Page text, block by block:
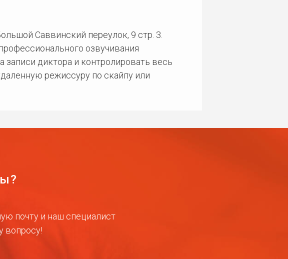
Саввинский переулок, 9 стр. 3.
озвучивания
диктора и контролировать весь
режиссуру по скайпу или
почту и наш специалист
вопросу!